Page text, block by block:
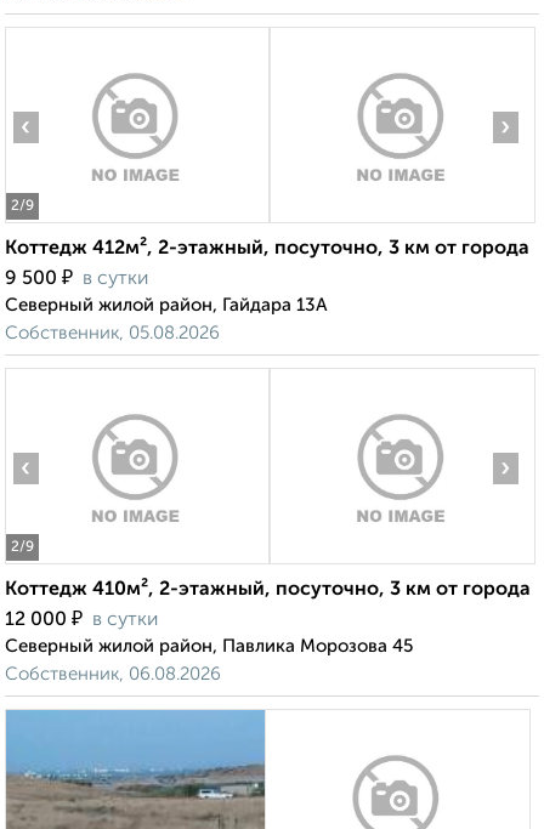
2/9
‹ ›
Коттедж 412м², 2-этажный, посуточно, 3 км от города
9 500 ₽ в сутки
Северный жилой район, Гайдара 13А
Собственник, 05.08.2026
2/9
‹ ›
Коттедж 410м², 2-этажный, посуточно, 3 км от города
12 000 ₽ в сутки
Северный жилой район, Павлика Морозова 45
Собственник, 06.08.2026